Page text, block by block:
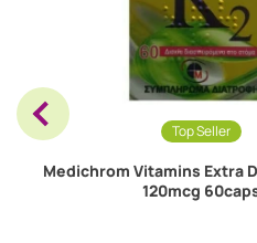
Top Seller
Medichrom Vitamins Extra
120mcg